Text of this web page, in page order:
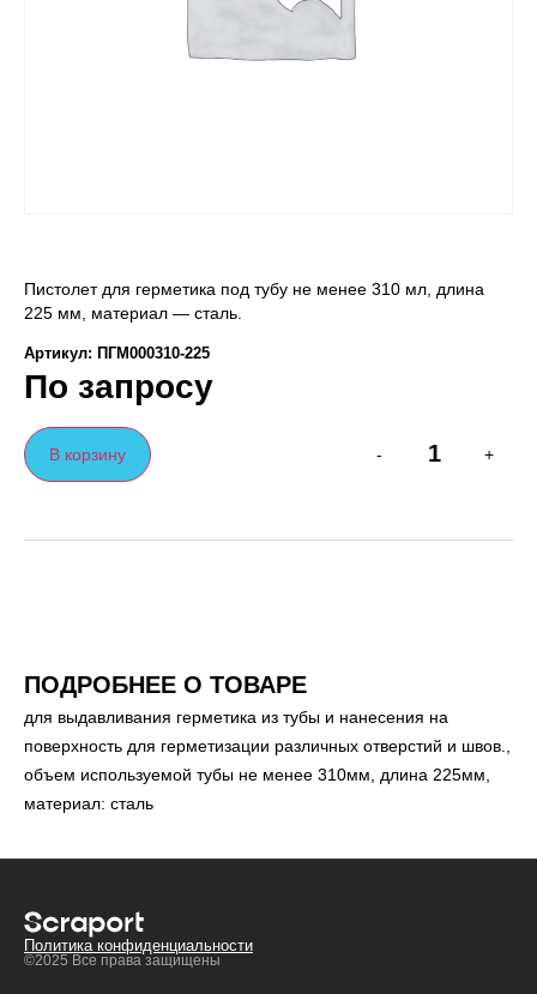
Пистолет для герметика под тубу не менее 310 мл, длина
225 мм, материал — сталь.
Артикул: ПГМ000310-225
По запросу
- +
В корзину
ПОДРОБНЕЕ О ТОВАРЕ
для выдавливания герметика из тубы и нанесения на
поверхность для герметизации различных отверстий и швов.,
объем используемой тубы не менее 310мм, длина 225мм,
материал: сталь
Политика конфиденциальности
©2025 Все права защищены